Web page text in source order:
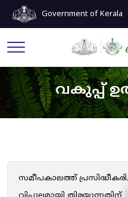
Government of Kerala
വകുപ്പ്
സമീപകാലത്ത്